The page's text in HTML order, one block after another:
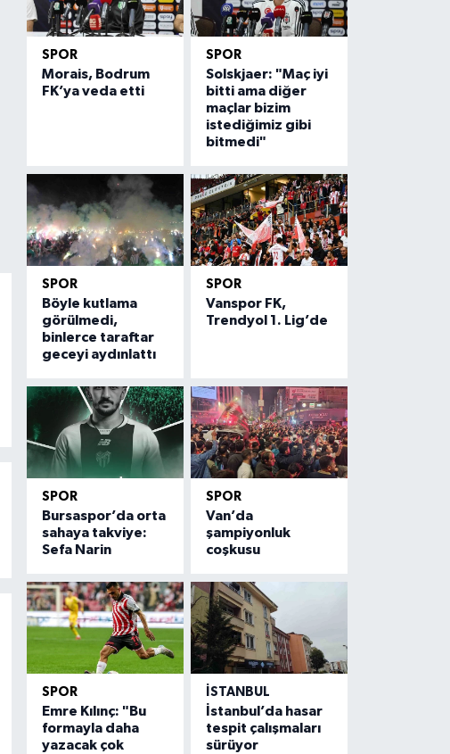
SPOR
Morais, Bodrum
FK’ya veda etti
SPOR
Solskjaer: "Maç iyi
bitti ama diğer
maçlar bizim
istediğimiz gibi
bitmedi"
SPOR
Böyle kutlama
görülmedi,
binlerce taraftar
geceyi aydınlattı
SPOR
Vanspor FK,
Trendyol 1. Lig’de
SPOR
Bursaspor’da orta
sahaya takviye:
Sefa Narin
SPOR
Van’da
şampiyonluk
coşkusu
SPOR
Emre Kılınç: "Bu
formayla daha
yazacak çok
İSTANBUL
İstanbul’da hasar
tespit çalışmaları
sürüyor